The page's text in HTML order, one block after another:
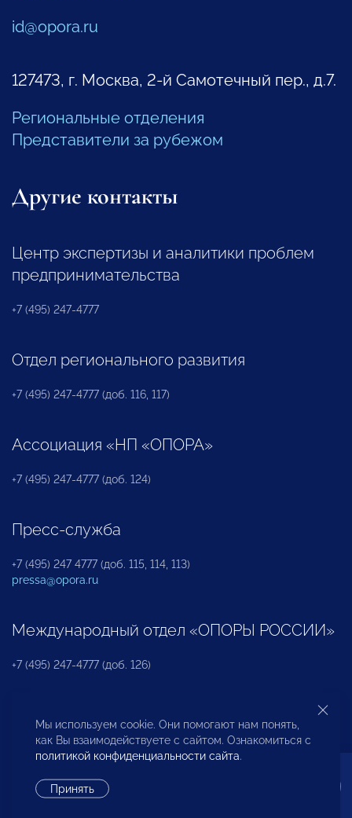
id@opora.ru
127473, г. Москва, 2-й Самотечный пер., д.7.
Региональные отделения
Представители за рубежом
Другие контакты
Центр экспертизы и аналитики проблем
предпринимательства
+7 (495) 247-4777
Отдел регионального развития
+7 (495) 247-4777 (доб. 116, 117)
Ассоциация «НП «ОПОРА»
+7 (495) 247-4777 (доб. 124)
Пресс-служба
+7 (495) 247 4777 (доб. 115, 114, 113)
pressa@opora.ru
Международный отдел «ОПОРЫ РОССИИ»
+7 (495) 247-4777 (доб. 126)
Бюро по защите прав предпринимателей и
инвесторов
Мы используем cookie. Они помогают нам понять,
как Вы взаимодействуете с сайтом. Ознакомиться с
политикой конфиденциальности сайта.
Принять